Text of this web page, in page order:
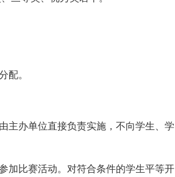
配。
主办单位直接负责实施，不向学生、学
加比赛活动。对符合条件的学生平等开